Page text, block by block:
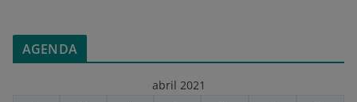
AGENDA
abril 2021